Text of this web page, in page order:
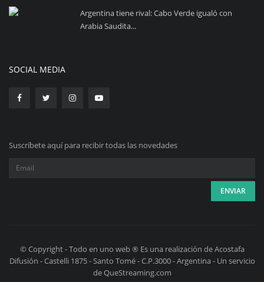
Argentina tiene rival: Cabo Verde igualó con
Arabia Saudita...
SOCIAL MEDIA
Suscríbete aquí para recibir todas las novedades
© Copyright - Todo en uno web ® Es una realización de Acostafa
Difusión - Castelli 1875 - Santo Tomé - C.P.3000 - Argentina - Un servicio
de QueStreaming.com